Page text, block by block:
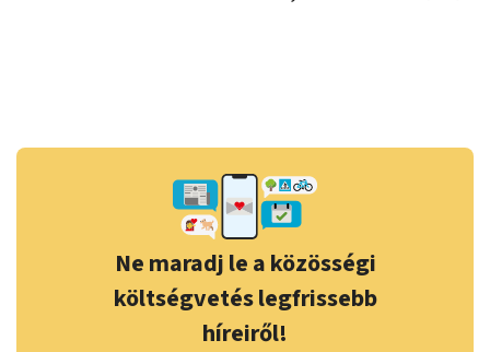
Ne maradj le a közösségi
költségvetés legfrissebb
híreiről!